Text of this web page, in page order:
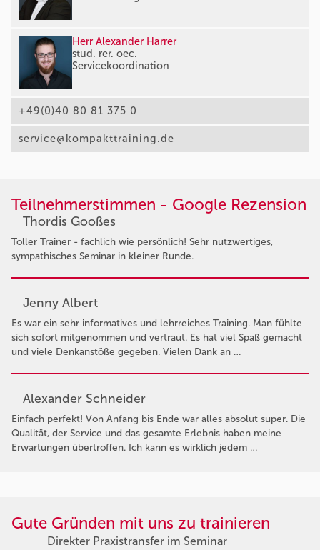
Herr Alexander Harrer
stud. rer. oec.
Servicekoordination
+49(0)40 80 81 375 0
service@kompakttraining.de
Teilnehmerstimmen - Google Rezension
Thordis Gooßes
Toller Trainer - fachlich wie persönlich! Sehr nutzwertiges,
sympathisches Seminar in kleiner Runde.
Jenny Albert
Es war ein sehr informatives und lehrreiches Training. Man fühlte
sich sofort mitgenommen und vertraut. Es hat viel Spaß gemacht
und viele Denkanstöße gegeben. Vielen Dank an …
Alexander Schneider
Einfach perfekt! Von Anfang bis Ende war alles absolut super. Die
Qualität, der Service und das gesamte Erlebnis haben meine
Erwartungen übertroffen. Ich kann es wirklich jedem …
Gute Gründen mit uns zu trainieren
Direkter Praxistransfer im Seminar